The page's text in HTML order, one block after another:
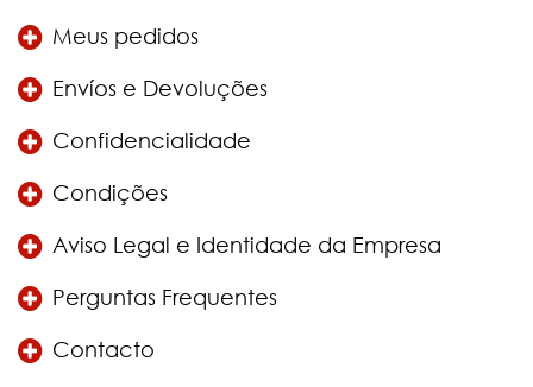
Meus pedidos
Envíos e Devoluções
Confidencialidade
Condições
Aviso Legal e Identidade da Empresa
Perguntas Frequentes
Contacto